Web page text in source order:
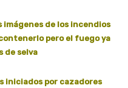
imágenes de los incendios
pero el fuego ya
de selva
iniciados por cazadores